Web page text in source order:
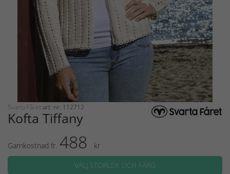
Svarta Fåret art. nr: 112712
Kofta Tiffany
Garnkostnad fr. 488
kr
VÄLJ STORLEK OCH FÄRG